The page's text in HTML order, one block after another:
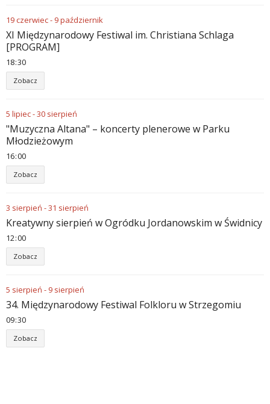
19czerwiec- 9październik
XI Międzynarodowy Festiwal im. Christiana Schlaga
[PROGRAM]
18:30
Zobacz
5 lipiec-30 sierpień
"Muzyczna Altana" – koncerty plenerowe w Parku
Młodzieżowym
16:00
Zobacz
3 sierpień -31 sierpień
Kreatywny sierpień w Ogródku Jordanowskim w Świdnicy
12:00
Zobacz
5 sierpień - 9 sierpień
34. Międzynarodowy Festiwal Folkloru w Strzegomiu
09:30
Zobacz